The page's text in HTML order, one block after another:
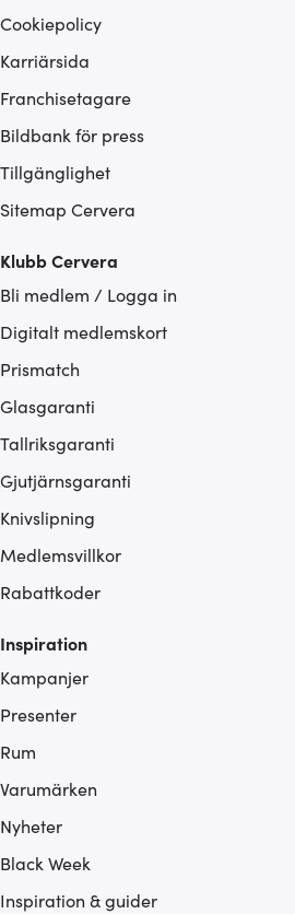
Cookiepolicy
Karriärsida
Franchisetagare
Bildbank för press
Tillgänglighet
Sitemap Cervera
Klubb Cervera
Bli medlem / Logga in
Digitalt medlemskort
Prismatch
Glasgaranti
Tallriksgaranti
Gjutjärnsgaranti
Knivslipning
Medlemsvillkor
Rabattkoder
Inspiration
Kampanjer
Presenter
Rum
Varumärken
Nyheter
Black Week
Inspiration & guider